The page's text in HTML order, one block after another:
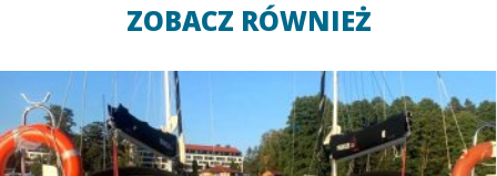
ZOBACZ RÓWNIEŻ